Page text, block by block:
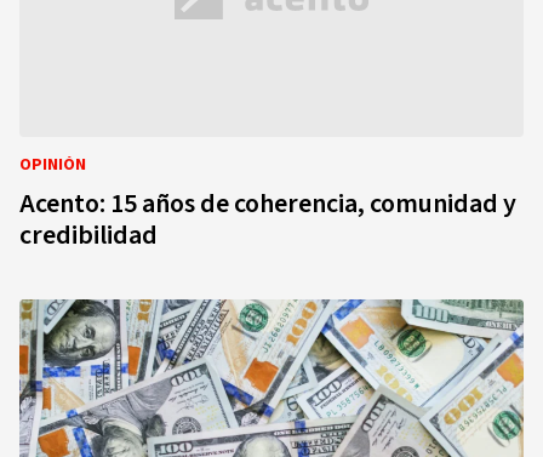
OPINIÓN
Acento: 15 años de coherencia, comunidad y
credibilidad